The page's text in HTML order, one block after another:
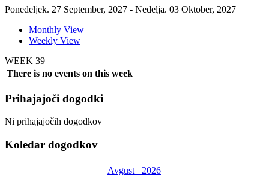
Ponedeljek. 27 September, 2027 - Nedelja. 03 Oktober, 2027
Monthly View
Weekly View
WEEK 39
There is no events on this week
Prihajajoči dogodki
Ni prihajajočih dogodkov
Koledar dogodkov
Avgust 2026